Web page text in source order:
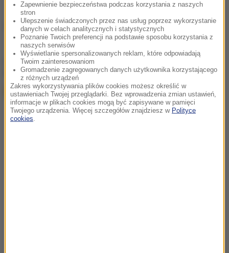
Źródło: RMF24/PAP
chcesz widzieć więcej artykułów od RMF24?
dodaj w
Google
Zapewnienie bezpieczeństwa podczas korzystania z naszych
stron
Ulepszenie świadczonych przez nas usług poprzez wykorzystanie
danych w celach analitycznych i statystycznych
Poznanie Twoich preferencji na podstawie sposobu korzystania z
naszych serwisów
Wyświetlanie spersonalizowanych reklam, które odpowiadają
Twoim zainteresowaniom
Gromadzenie zagregowanych danych użytkownika korzystającego
z różnych urządzeń
Zakres wykorzystywania plików cookies możesz określić w
ustawieniach Twojej przeglądarki. Bez wprowadzenia zmian ustawień,
informacje w plikach cookies mogą być zapisywane w pamięci
Twojego urządzenia. Więcej szczegółów znajdziesz w Polityce
cookies